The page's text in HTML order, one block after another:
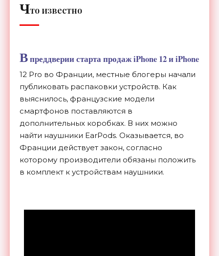
Что известно
Впреддверии старта продаж iPhone 12 и iPhone
12 Pro во Франции, местные блогеры начали
публиковать распаковки устройств. Как
выяснилось, французские модели
смартфонов поставляются в
дополнительных коробках. В них можно
найти наушники EarPods. Оказывается, во
Франции действует закон, согласно
которому производители обязаны положить
в комплект к устройствам наушники.